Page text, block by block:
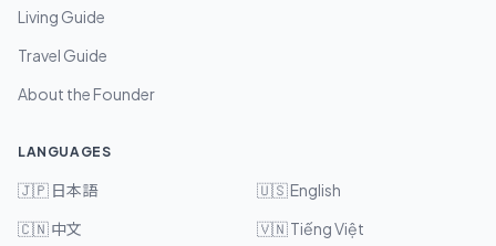
Living Guide
Travel Guide
About the Founder
LANGUAGES
🇯🇵 日本語 🇺🇸English
🇨🇳中文 🇻🇳Tiếng Việt